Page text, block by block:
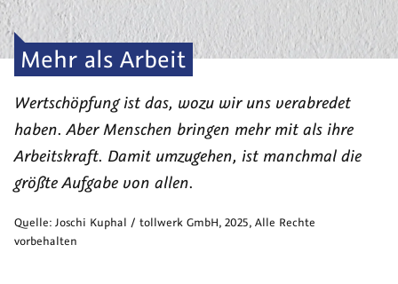
Mehr als Arbeit
Wertschöpfung ist das, wozu wir uns verabredet
haben. Aber Menschen bringen mehr mit als ihre
Arbeitskraft. Damit umzugehen, ist manchmal die
größte Aufgabe von allen.
Quelle: Joschi Kuphal / tollwerk GmbH, 2025, Alle Rechte
vorbehalten